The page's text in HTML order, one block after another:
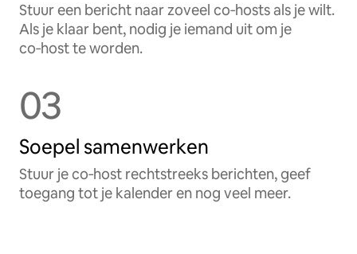
Stuur een bericht naar zoveel co‑hosts als je wilt.
Als je klaar bent, nodig je iemand uit om je
co‑host te worden.
03
Soepel samenwerken
Stuur je co‑host rechtstreeks berichten, geef
toegang tot je kalender en nog veel meer.